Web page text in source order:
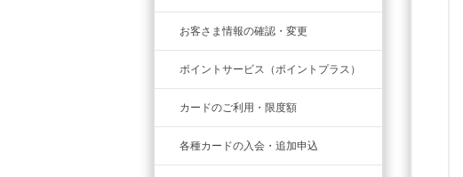
お客さま情報の確認・変更
ポイントサービス（ポイントプラス）
カードのご利用・限度額
各種カードの入会・追加申込